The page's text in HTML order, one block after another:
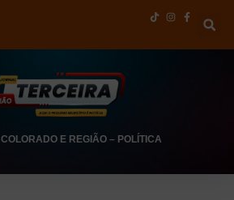
COLORADO E REGIÃO– POLÍTICA